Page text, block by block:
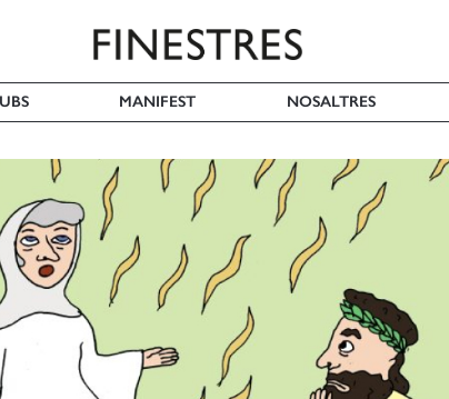
MANIFEST NOSALTRES